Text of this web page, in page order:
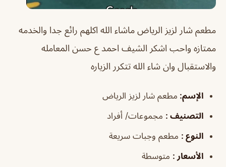
مطعم شار لزيز الرياض ماشاء الله اكلهم رائع جدا والخدمه
ممتازه واحب اشكر الشيف احمد ع حسن المعامله
والاستقبال وان شاء الله تتكرر الزياره
الإسم: مطعم شار لزيز الرياض
التصنيف : مجموعات/ أفراد
النوع : مطعم وجبات سريعة
الأسعار : متوسطة